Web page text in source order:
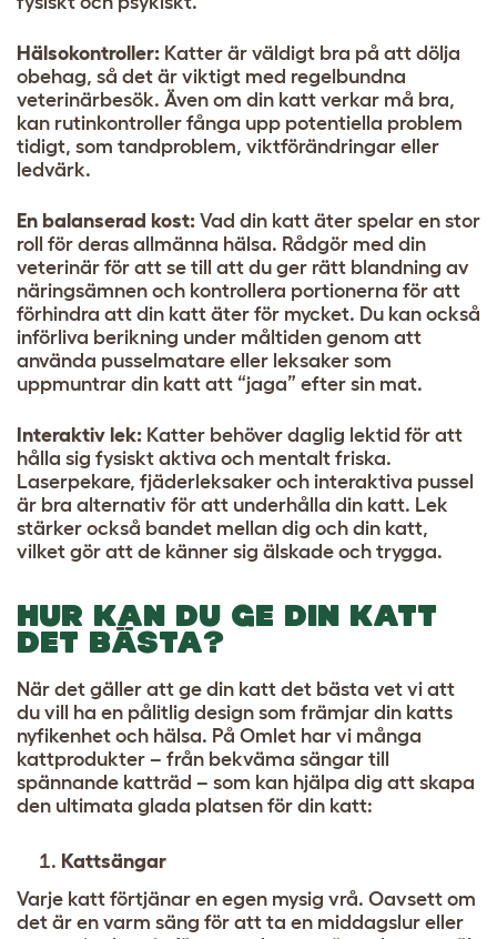
Hälsokontroller: Katter är väldigt bra på att dölja
obehag, så det är viktigt med regelbundna
veterinärbesök. Även om din katt verkar må bra,
kan rutinkontroller fånga upp potentiella problem
tidigt, som tandproblem, viktförändringar eller
ledvärk.
En balanserad kost: Vad din katt äter spelar en stor
roll för deras allmänna hälsa. Rådgör med din
veterinär för att se till att du ger rätt blandning av
näringsämnen och kontrollera portionerna för att
förhindra att din katt äter för mycket. Du kan också
införliva berikning under måltiden genom att
använda pusselmatare eller leksaker som
uppmuntrar din katt att “jaga” efter sin mat.
Interaktiv lek: Katter behöver daglig lektid för att
hålla sig fysiskt aktiva och mentalt friska.
Laserpekare, fjäderleksaker och interaktiva pussel
är bra alternativ för att underhålla din katt. Lek
stärker också bandet mellan dig och din katt,
vilket gör att de känner sig älskade och trygga.
HUR KAN DU GE DIN KATT
DET BÄSTA?
När det gäller att ge din katt det bästa vet vi att
du vill ha en pålitlig design som främjar din katts
nyfikenhet och hälsa. På Omlet har vi många
kattprodukter – från bekväma sängar till
spännande katträd – som kan hjälpa dig att skapa
den ultimata glada platsen för din katt:
Kattsängar
Varje katt förtjänar en egen mysig vrå. Oavsett om
det är en varm säng för att ta en middagslur eller